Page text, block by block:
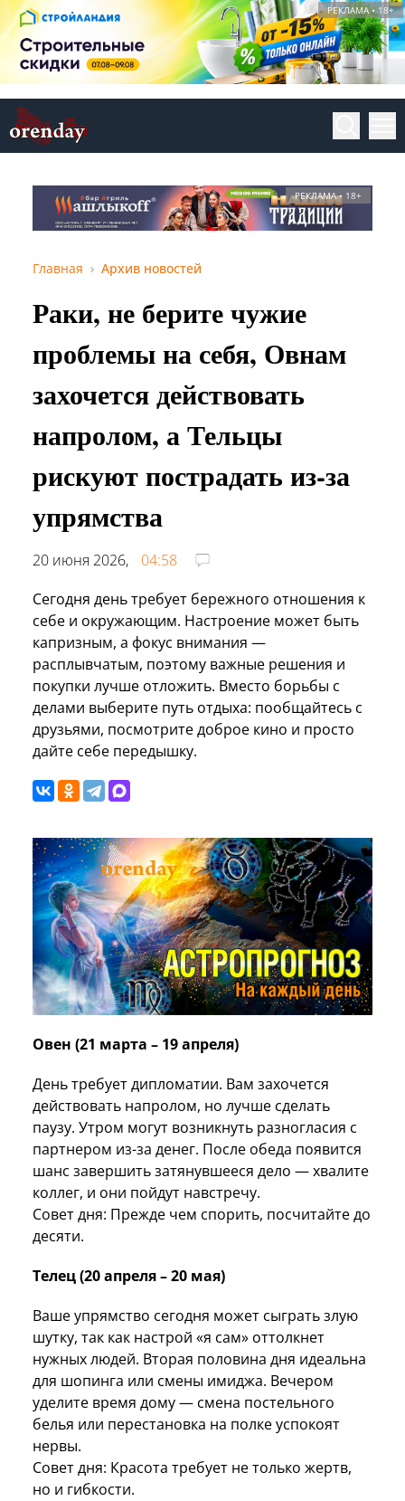
РЕКЛАМА • 18+
РЕКЛАМА • 18+
Главная Архив новостей
Раки, не берите чужие
проблемы на себя, Овнам
захочется действовать
напролом, а Тельцы
рискуют пострадать из-за
упрямства
20 июня 2026,
04:58
Сегодня день требует бережного отношения к
себе и окружающим. Настроение может быть
капризным, а фокус внимания —
расплывчатым, поэтому важные решения и
покупки лучше отложить. Вместо борьбы с
делами выберите путь отдыха: пообщайтесь с
друзьями, посмотрите доброе кино и просто
дайте себе передышку.
Овен (21 марта – 19 апреля)
День требует дипломатии. Вам захочется
действовать напролом, но лучше сделать
паузу. Утром могут возникнуть разногласия с
партнером из-за денег. После обеда появится
шанс завершить затянувшееся дело — хвалите
коллег, и они пойдут навстречу.
Совет дня: Прежде чем спорить, посчитайте до
десяти.
Телец (20 апреля – 20 мая)
Ваше упрямство сегодня может сыграть злую
шутку, так как настрой «я сам» оттолкнет
нужных людей. Вторая половина дня идеальна
для шопинга или смены имиджа. Вечером
уделите время дому — смена постельного
белья или перестановка на полке успокоят
нервы.
Совет дня: Красота требует не только жертв,
но и гибкости.